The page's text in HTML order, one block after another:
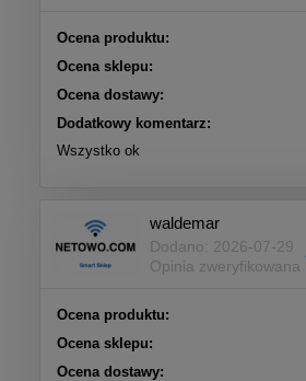
Ocena produktu:
Ocena sklepu:
Ocena dostawy:
Dodatkowy komentarz:
Wszystko ok
waldemar
Dodano: 2026-07-29
Opinia zweryfikowana
Ocena produktu:
Ocena sklepu:
Ocena dostawy: